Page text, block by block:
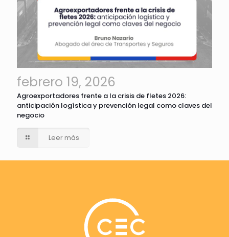
febrero 19, 2026
Agroexportadores frente a la crisis de fletes 2026:
anticipación logística y prevención legal como claves del
negocio
Leer más